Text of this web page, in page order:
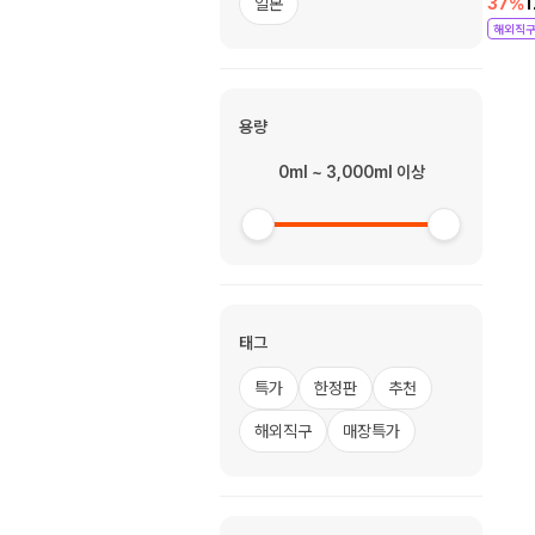
용량
0ml ~ 3,000ml 이상
태그
특가 한정판 추천
해외직구 매장특가
해외직구